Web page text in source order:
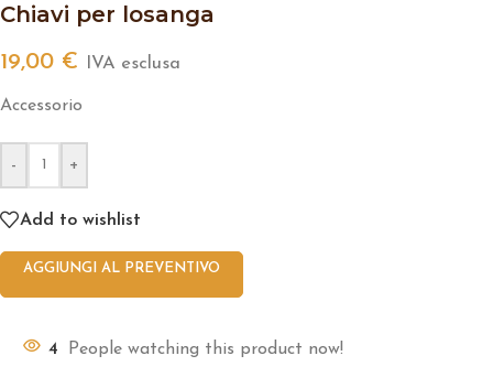
Chiavi per losanga
19,00 € IVA esclusa
Accessorio
- +
Add to wishlist
AGGIUNGI AL PREVENTIVO
4 People watching this product now!